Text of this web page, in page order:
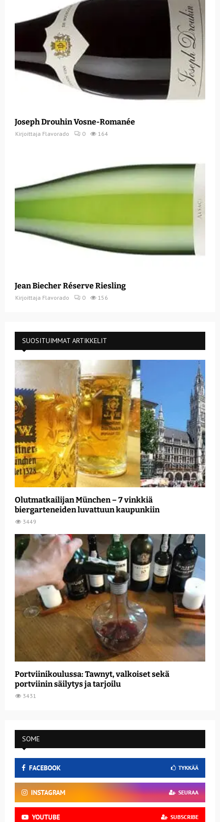
Joseph Drouhin Vosne-Romanée
Kirjoittaja Flavorado 0 164
Jean Biecher Réserve Riesling
Kirjoittaja Flavorado 0 156
SUOSITUIMMAT ARTIKKELIT
Olutmatkailijan München – 7 vinkkiä
biergarteneiden luvattuun kaupunkiin
3449
Portviinikoulussa: Tawnyt, valkoiset sekä
portviinin säilytys ja tarjoilu
3431
SOME
FACEBOOK TYKKÄÄ
INSTAGRAM SEURAA
YOUTUBE SUBSCRIBE